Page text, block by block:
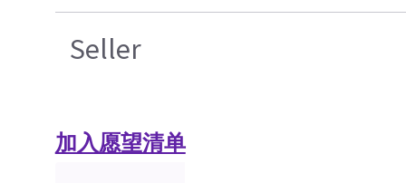
Seller
加入愿望清单